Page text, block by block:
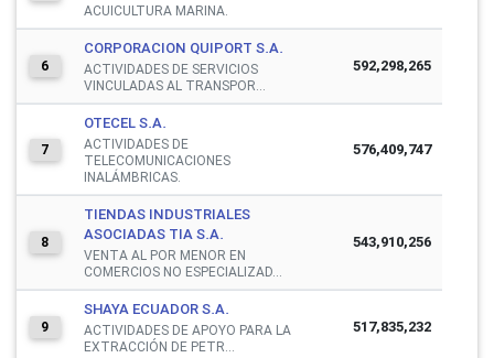
ACUICULTURA MARINA.
6
CORPORACION QUIPORT S.A.
ACTIVIDADES DE SERVICIOS
VINCULADAS AL TRANSPOR...
592,298,265
7
OTECEL S.A.
ACTIVIDADES DE
TELECOMUNICACIONES
INALÁMBRICAS.
576,409,747
8
TIENDAS INDUSTRIALES
ASOCIADAS TIA S.A.
VENTA AL POR MENOR EN
COMERCIOS NO ESPECIALIZAD...
543,910,256
9
SHAYA ECUADOR S.A.
ACTIVIDADES DE APOYO PARA LA
EXTRACCIÓN DE PETR...
517,835,232